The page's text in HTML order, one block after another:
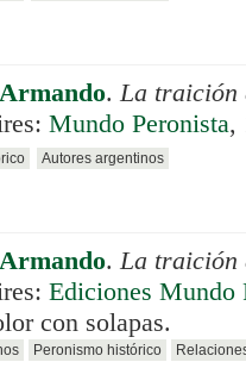
.La traición
Mundo Peronista,
Autores argentinos
.La traición
Ediciones Mundo
con solapas.
Peronismo histórico